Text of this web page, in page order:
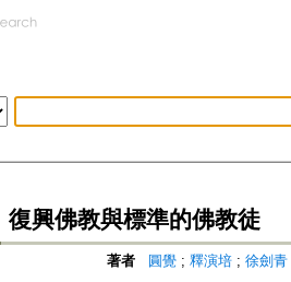
復興佛教與標準的佛教徒
著者 圓覺 ; 釋演培 ; 徐劍青